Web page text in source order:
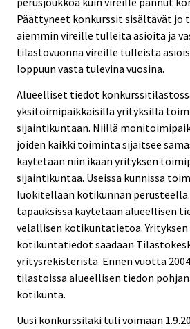
Päättyneet konkurssit sisältävät jo
aiemmin vireille tulleita asioita ja
tilastovuonna vireille tulleista
loppuun vasta tulevina vuosina.
Alueelliset tiedot
yksitoimipaikkaisilla yrityksillä
sijaintikuntaan. Niillä
joiden kaikki toiminta sijaitsee
käytetään niin ikään yrityksen
sijaintikuntaa. Useissa kunnissa
luokitellaan kotikunnan perusteella.
tapauksissa käytetään alueellisen
velallisen kotikuntatietoa.
kotikuntatiedot saadaan
yritysrekisteristä. Ennen vuotta
tilastoissa alueellisen tiedon
kotikunta.
Uusi konkurssilaki tuli voimaan